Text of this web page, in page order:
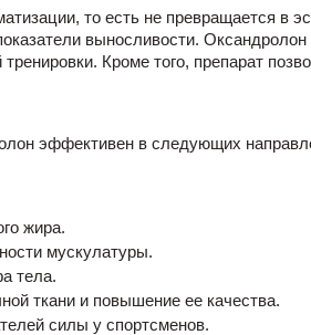
то есть не превращается в
выносливости.
Кроме того, препарат
эффективен в следующих
жира.
мускулатуры.
тела.
ткани и повышение ее качества.
силы у спортсменов.